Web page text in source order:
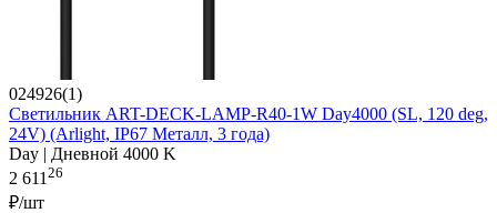
024926(1)
Светильник ART-DECK-LAMP-R40-1W Day4000 (SL, 120 deg,
24V) (Arlight, IP67 Металл, 3 года)
Day | Дневной 4000 K
2 61126
₽/шт